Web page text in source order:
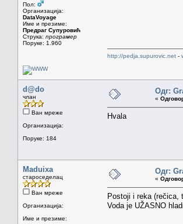
Пол:
Организација:
DataVoyage
Име и презиме:
Предраг Супуровић
Струка: програмер
Поруке: 1.960
http://pedja.supurovic.net -
d@do
члан
Ван мреже
Организација:
Поруке: 184
Одг:
«
Hvala
Maduixa
староседелац
Ван мреже
Организација:
Име и презиме:
Одг:
«
Postoji i reka (rečica,
Voda je UŽASNO